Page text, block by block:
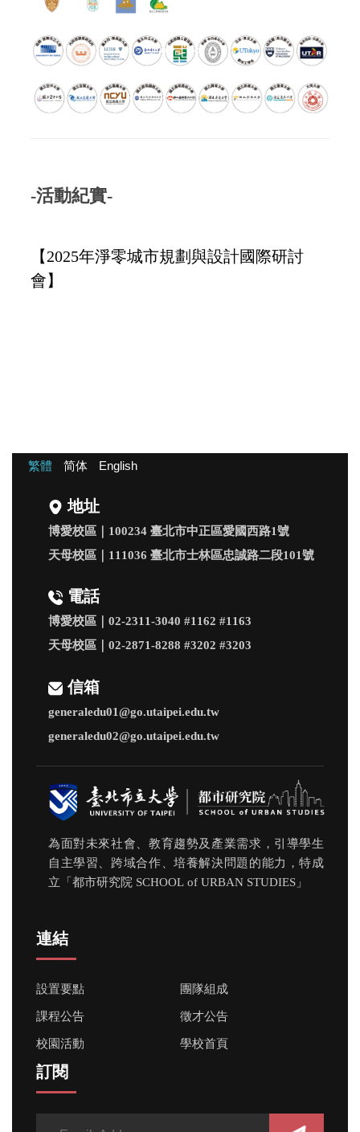
-活動紀實-
【2025年淨零城市規劃與設計國際研討
會】
繁體 简体 English
地址
博愛校區｜100234 臺北市中正區愛國西路1號
天母校區｜111036 臺北市士林區忠誠路二段101號
電話
博愛校區｜02-2311-3040 #1162 #1163
天母校區｜02-2871-8288 #3202 #3203
信箱
generaledu01@go.utaipei.edu.tw
generaledu02@go.utaipei.edu.tw
為面對未來社會、教育趨勢及產業需求，引導學生
自主學習、跨域合作、培養解決問題的能力，特成
立「都市研究院 SCHOOL of URBAN STUDIES」
連結
設置要點
團隊組成
課程公告
徵才公告
校園活動
學校首頁
訂閱